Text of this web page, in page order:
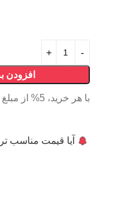
افزودن
با هر خرید،
آیا قیمت مناسب